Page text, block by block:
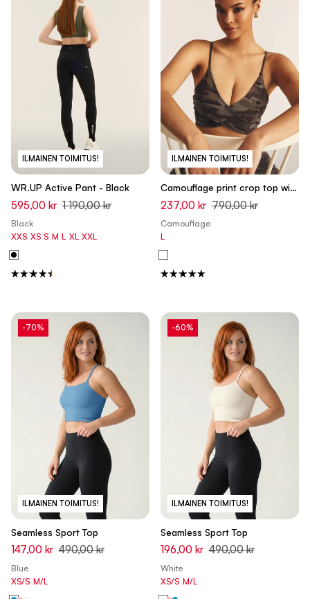
ILMAINEN TOIMITUS!
WR.UP Active Pant - Black
595,00 kr 1 190,00 kr
Black
XXS XS S M L XL XXL
ILMAINEN TOIMITUS!
Camouflage print crop top with
front crossovers
237,00 kr 790,00 kr
Camouflage
L
ILMAINEN TOIMITUS!
-70%
Seamless Sport Top
147,00 kr 490,00 kr
Blue
XS/S M/L
ILMAINEN TOIMITUS!
-60%
Seamless Sport Top
196,00 kr 490,00 kr
White
XS/S M/L